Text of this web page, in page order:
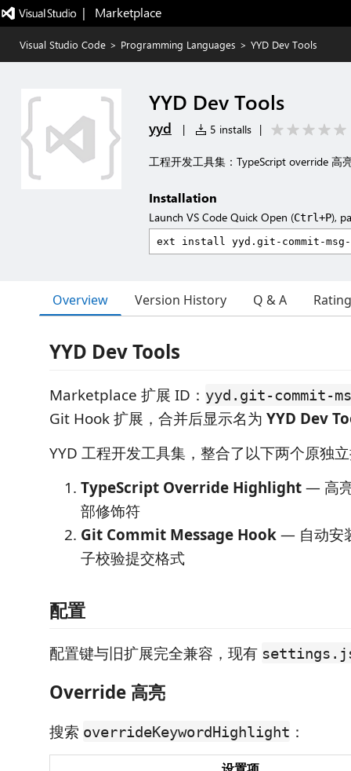
|   Marketplace
Visual Studio Code > Programming Languages > YYD Dev Tools
YYD Dev Tools
yyd | 5 installs |
工程开发工具集：TypeScript override
Installation
Launch VS Code Quick Open (Ctrl+P),
Overview Version History Q & A
YYD Dev Tools
Marketplace 扩展 ID： yyd.git-commit-
Git Hook 扩展，合并后显示名为 YYD Dev
YYD 工程开发工具集，整合了以下两个原独
TypeScript Override Highlight— 高
部修饰符
Git Commit Message Hook— 自动安
子校验提交格式
配置
配置键与旧扩展完全兼容，现有
Override 高亮
搜索 overrideKeywordHighlight ：